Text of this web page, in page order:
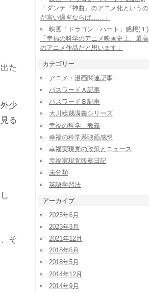
た
少
る
そ
「ダンテ『神曲』のアニメ化というの
が言い過ぎならば……」
映画「ドラゴン・ハート」感想(１)
「幸福の科学のアニメ映画史上、最高
のアニメ作品だと思います」
カテゴリー
アニメ・漫画関連記事
パスワードＡ記事
パスワードＢ記事
大川総裁講義シリーズ
幸福の科学 教義
幸福の科学系映画感想
幸福実現党の政策とニュース
幸福実現党観察日記
未分類
英語学習法
アーカイブ
2025年6月
2023年3月
2021年12月
2018年6月
2018年5月
2014年12月
2014年9月